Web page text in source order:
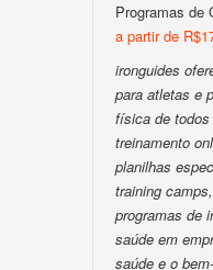
Programas de
a partir de
ironguides
para atletas e
física de
treinamento
planilhas
training
programas de
saúde em
saúde e o